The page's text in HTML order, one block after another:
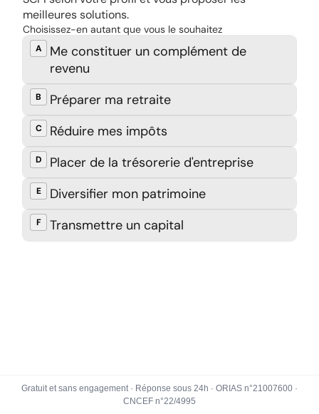
Gratuit et sans engagement · Réponse sous 24h · ORIAS n°21007600 ·
CNCEF n°22/4995